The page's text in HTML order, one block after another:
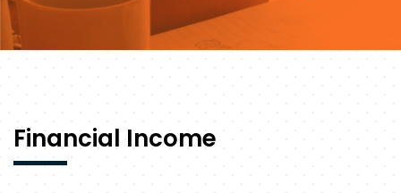
Financial Income